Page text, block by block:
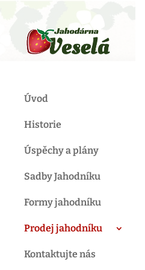
Úvod
Historie
Úspěchy a plány
Sadby Jahodníku
Formy jahodníku
Prodej jahodníku
Kontaktujte nás